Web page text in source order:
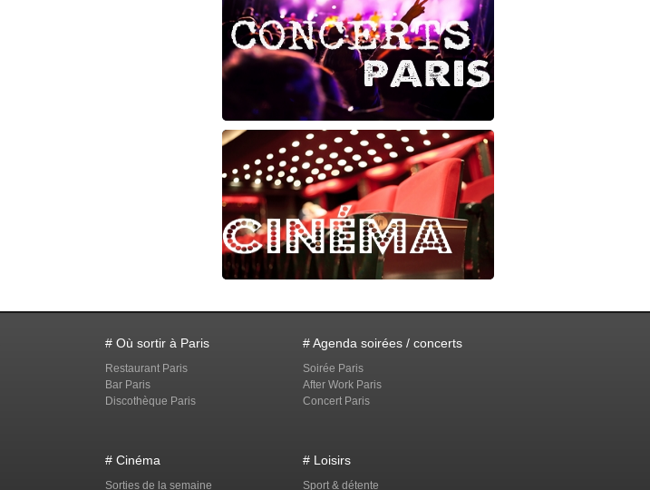
# Où sortir à Paris
Restaurant Paris
Bar Paris
Discothèque Paris
# Agenda soirées / concerts
Soirée Paris
After Work Paris
Concert Paris
# Cinéma
Sorties de la semaine
# Loisirs
Sport & détente